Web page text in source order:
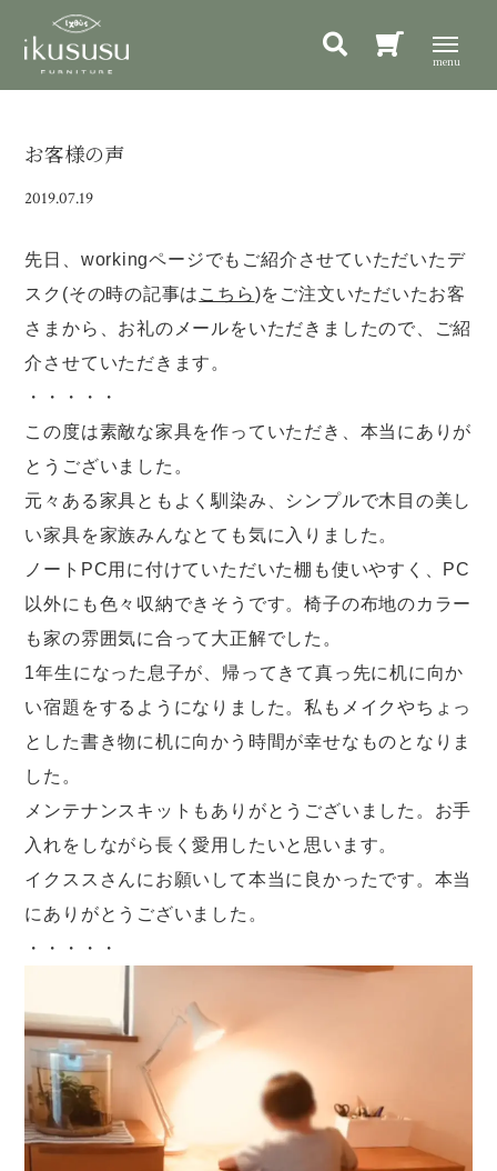
お客様の声
2019.07.19
先日、workingページでもご紹介させていただいたデ
スク(その時の記事は こちら)をご注文いただいたお客
さまから、お礼のメールをいただきましたので、ご紹
介させていただきます。
・・・・・
この度は素敵な家具を作っていただき、本当にありが
とうございました。
元々ある家具ともよく馴染み、シンプルで木目の美し
い家具を家族みんなとても気に入りました。
ノートPC用に付けていただいた棚も使いやすく、PC
以外にも色々収納できそうです。椅子の布地のカラー
も家の雰囲気に合って大正解でした。
1年生になった息子が、帰ってきて真っ先に机に向か
い宿題をするようになりました。私もメイクやちょっ
とした書き物に机に向かう時間が幸せなものとなりま
した。
メンテナンスキットもありがとうございました。お手
入れをしながら長く愛用したいと思います。
イクススさんにお願いして本当に良かったです。本当
にありがとうございました。
・・・・・